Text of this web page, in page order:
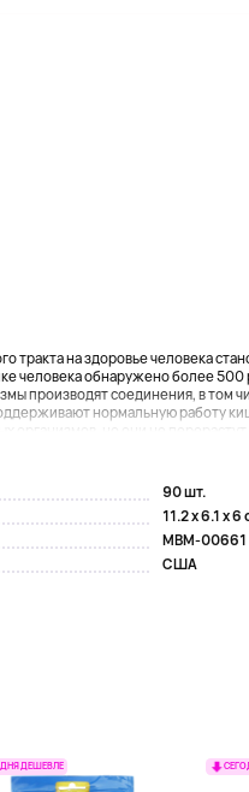
на здоровье человека
человека обнаружено более 500
производят соединения, в том
нормальную работу
но они не перерастут и
90 шт.
11.2 x 6.1 x 6
MBM-00661
США
ДЕШЕВЛЕ